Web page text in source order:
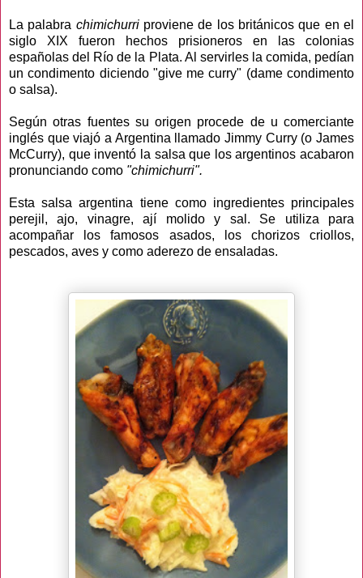
La palabra chimichurri proviene de los británicos que en el
siglo XIX fueron hechos prisioneros en las colonias
españolas del Río de la Plata. Al servirles la comida, pedían
un condimento diciendo "give me curry" (dame condimento
o salsa).
Según otras fuentes su origen procede de u comerciante
inglés que viajó a Argentina llamado Jimmy Curry (o James
McCurry), que inventó la salsa que los argentinos acabaron
pronunciando como "chimichurri".
Esta salsa argentina tiene como ingredientes principales
perejil, ajo, vinagre, ají molido y sal. Se utiliza para
acompañar los famosos asados, los chorizos criollos,
pescados, aves y como aderezo de ensaladas.